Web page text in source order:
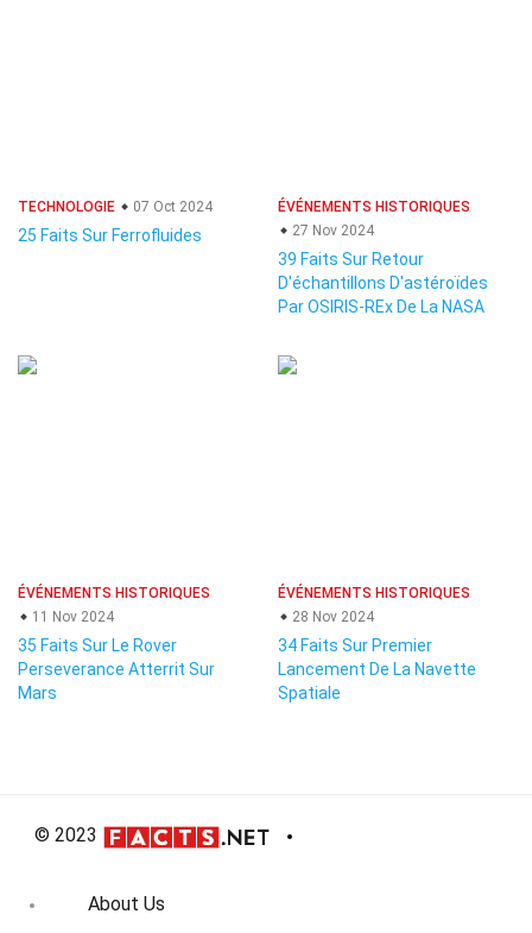
TECHNOLOGIE 07 Oct 2024
25 Faits Sur Ferrofluides
ÉVÉNEMENTS HISTORIQUES
27 Nov 2024
39 Faits Sur Retour
D'échantillons D'astéroïdes
Par OSIRIS-REx De La NASA
ÉVÉNEMENTS HISTORIQUES
11 Nov 2024
35 Faits Sur Le Rover
Perseverance Atterrit Sur
Mars
ÉVÉNEMENTS HISTORIQUES
28 Nov 2024
34 Faits Sur Premier
Lancement De La Navette
Spatiale
© 2023
About Us